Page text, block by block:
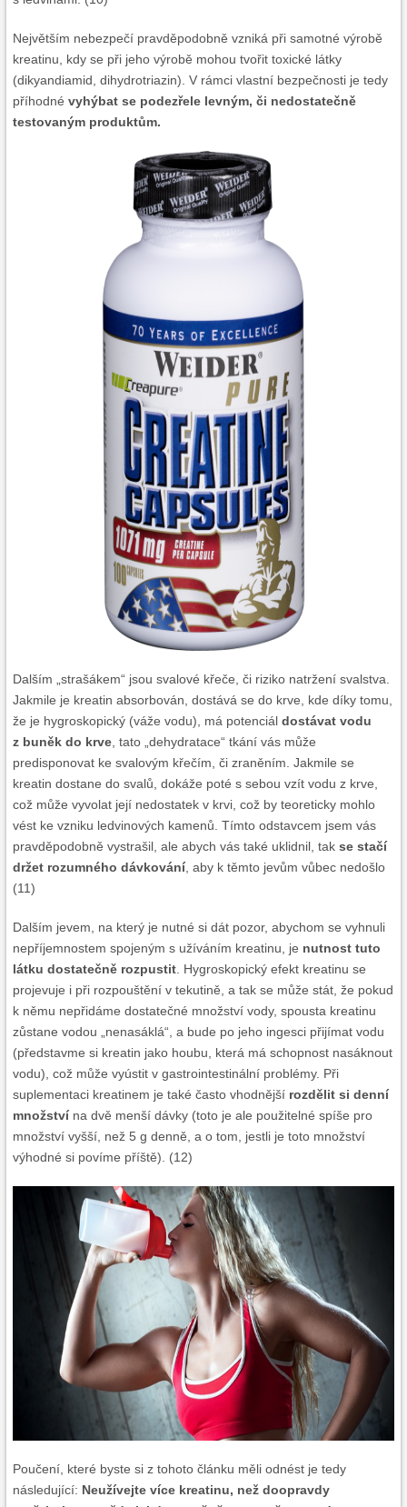
Největším nebezpečí pravděpodobně vzniká při samotné výrobě
kreatinu, kdy se při jeho výrobě mohou tvořit toxické látky
(dikyandiamid, dihydrotriazin). V rámci vlastní bezpečnosti je tedy
příhodné vyhýbat se podezřele levným, či nedostatečně
testovaným produktům.
Dalším „strašákem“ jsou svalové křeče, či riziko natržení svalstva.
Jakmile je kreatin absorbován, dostává se do krve, kde díky tomu,
že je hygroskopický (váže vodu), má potenciál dostávat vodu
z buněk do krve , tato „dehydratace“ tkání vás může
predisponovat ke svalovým křečím, či zraněním. Jakmile se
kreatin dostane do svalů, dokáže poté s sebou vzít vodu z krve,
což může vyvolat její nedostatek v krvi, což by teoreticky mohlo
vést ke vzniku ledvinových kamenů. Tímto odstavcem jsem vás
pravděpodobně vystrašil, ale abych vás také uklidnil, tak se stačí
držet rozumného dávkování, aby k těmto jevům vůbec nedošlo
(11)
Dalším jevem, na který je nutné si dát pozor, abychom se vyhnuli
nepříjemnostem spojeným s užíváním kreatinu, je nutnost tuto
látku dostatečně rozpustit . Hygroskopický efekt kreatinu se
projevuje i při rozpouštění v tekutině, a tak se může stát, že pokud
k němu nepřidáme dostatečné množství vody, spousta kreatinu
zůstane vodou „nenasáklá“, a bude po jeho ingesci přijímat vodu
(představme si kreatin jako houbu, která má schopnost nasáknout
vodu), což může vyústit v gastrointestinální problémy. Při
suplementaci kreatinem je také často vhodnější rozdělit si denní
množství na dvě menší dávky (toto je ale použitelné spíše pro
množství vyšší, než 5 g denně, a o tom, jestli je toto množství
výhodné si povíme příště). (12)
Poučení, které byste si z tohoto článku měli odnést je tedy
následující: Neužívejte více kreatinu, než doopravdy